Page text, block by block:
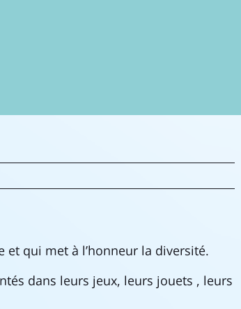
qui met à l’honneur la diversité.
dans leurs jeux, leurs jouets , leurs